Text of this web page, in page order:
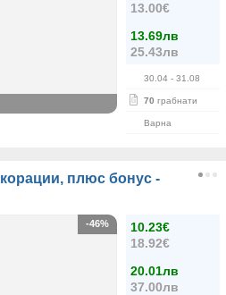
13.00€
13.69лв
25.43лв
30.04 - 31.08
70 грабнати
Варна
плюс бонус -
10.23€
18.92€
20.01лв
37.00лв
-46%